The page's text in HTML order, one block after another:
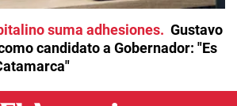
suma adhesiones
Gustavo
candidato a Gobernador: "Es